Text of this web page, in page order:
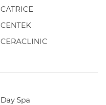
CATRICE
CENTEK
CERACLINIC
Day Spa